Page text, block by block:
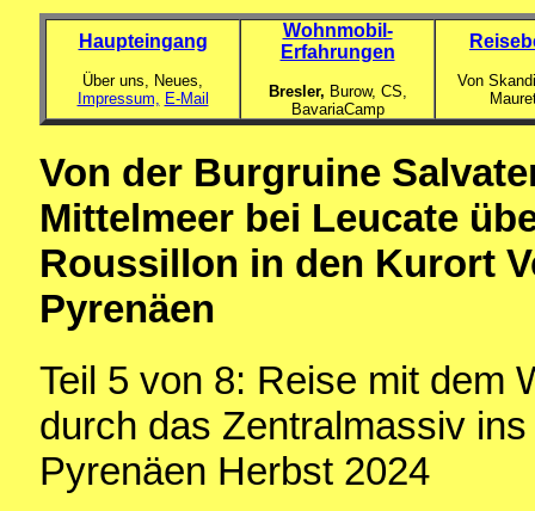
Haupteingang
Über uns, Neues,
Impressum, E-Mail
Wohnmobil-
Erfahrungen
Bresler, Burow, CS,
BavariaCamp
Von
Von der Burgruine
Mittelmeer bei Leucate
Roussillon in den Kurort
Pyrenäen
Teil 5 von 8: Reise mit dem
durch das Zentralmassiv
Pyrenäen Herbst 2024